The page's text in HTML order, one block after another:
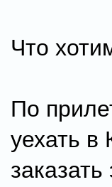
Что
По
уехать в